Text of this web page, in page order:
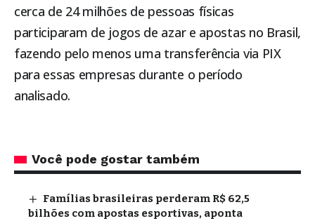
cerca de 24 milhões de pessoas físicas
participaram de jogos de azar e apostas no Brasil,
fazendo pelo menos uma transferência via PIX
para essas empresas durante o período
analisado.
Você pode gostar também
Famílias brasileiras perderam R$ 62,5
bilhões com apostas esportivas, aponta